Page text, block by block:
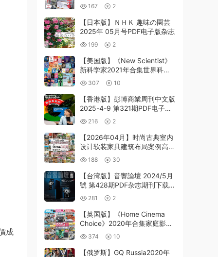
成
167 2
【日本版】ＮＨＫ 趣味の園芸
2025年 05月号PDF电子版杂志
199 2
【美国版】《New Scientist》
新科学家2021年合集世界科学
技术发展前沿新闻专题报告日常
生活pdf杂志（51本）
307 10
【香港版】彭博商業周刊中文版
2025-4-9 第321期PDF电子版
杂志216 2
【2026年04月】时尚古典室内
设计软装家具建筑布局案例高清
pdf杂志2026年04月打包
（250+本）
188 30
【台湾版】音響論壇 2024/5月
號 第428期PDF杂志期刊下载阅
读 281 2
【英国版】《Home Cinema
Choice》2020年合集家庭影院
投影设备pdf杂志（10本）
374 10
【俄罗斯】GQ Russia2020年